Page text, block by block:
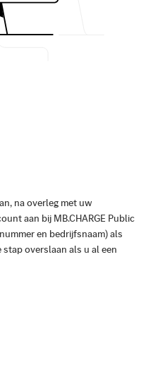
na overleg met uw
aan bij MB.CHARGE Public
en bedrijfsnaam) als
overslaan als u al een